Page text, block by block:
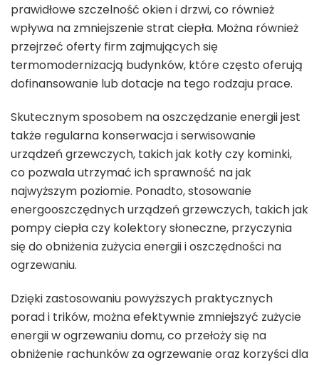
prawidłowe szczelność okien i drzwi, co również
wpływa na zmniejszenie strat ciepła. Można również
przejrzeć oferty firm zajmujących się
termomodernizacją budynków, które często oferują
dofinansowanie lub dotacje na tego rodzaju prace.
Skutecznym sposobem na oszczędzanie energii jest
także regularna konserwacja i serwisowanie
urządzeń grzewczych, takich jak kotły czy kominki,
co pozwala utrzymać ich sprawność na jak
najwyższym poziomie. Ponadto, stosowanie
energooszczędnych urządzeń grzewczych, takich jak
pompy ciepła czy kolektory słoneczne, przyczynia
się do obniżenia zużycia energii i oszczędności na
ogrzewaniu.
Dzięki zastosowaniu powyższych praktycznych
porad i trików, można efektywnie zmniejszyć zużycie
energii w ogrzewaniu domu, co przełoży się na
obniżenie rachunków za ogrzewanie oraz korzyści dla